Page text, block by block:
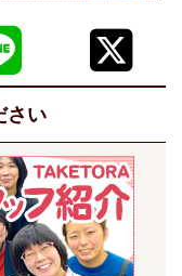
さい